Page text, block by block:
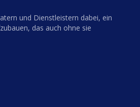
und Dienstleistern dabei, ein
das auch ohne sie